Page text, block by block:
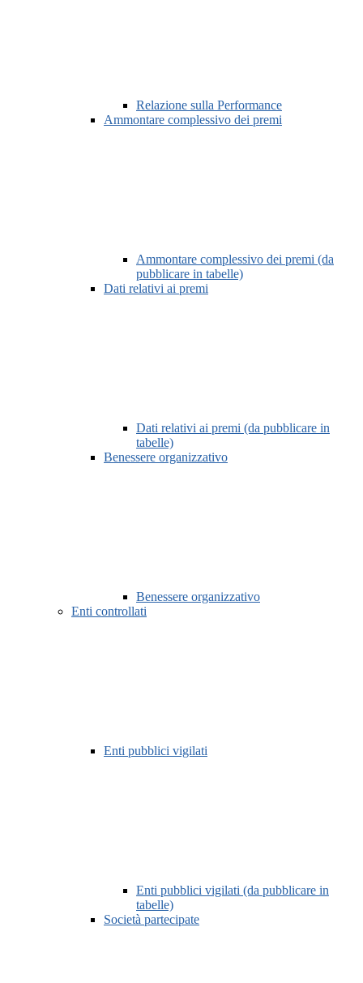
Relazione sulla Performance
Ammontare complessivo dei premi
Ammontare complessivo dei premi (da
pubblicare in tabelle)
Dati relativi ai premi
Dati relativi ai premi (da pubblicare in
tabelle)
Benessere organizzativo
Benessere organizzativo
Enti controllati
Enti pubblici vigilati
Enti pubblici vigilati (da pubblicare in
tabelle)
Società partecipate